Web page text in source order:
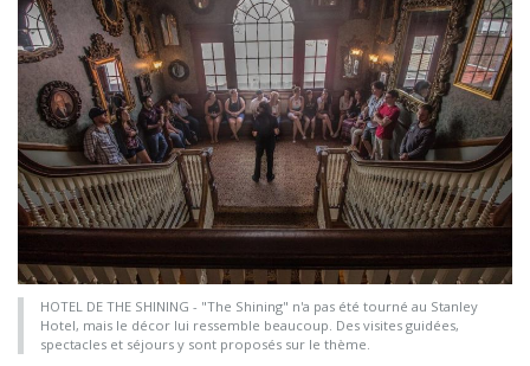
HOTEL DE THE SHINING - "The Shining" n'a pas été tourné au Stanley
Hotel, mais le décor lui ressemble beaucoup. Des visites guidées,
spectacles et séjours y sont proposés sur le thème.